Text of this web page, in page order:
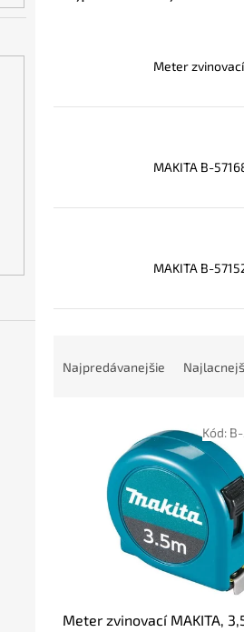
Meter
MAKITA B-
MAKITA B-
Najpredávanejšie
Meter zvinovací MAKITA,
Kód: